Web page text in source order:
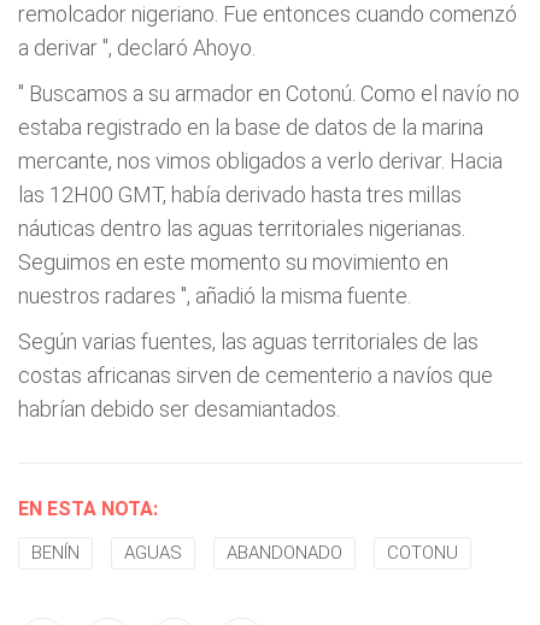
remolcador nigeriano. Fue entonces cuando comenzó
a derivar ", declaró Ahoyo.
" Buscamos a su armador en Cotonú. Como el navío no
estaba registrado en la base de datos de la marina
mercante, nos vimos obligados a verlo derivar. Hacia
las 12H00 GMT, había derivado hasta tres millas
náuticas dentro las aguas territoriales nigerianas.
Seguimos en este momento su movimiento en
nuestros radares ", añadió la misma fuente.
Según varias fuentes, las aguas territoriales de las
costas africanas sirven de cementerio a navíos que
habrían debido ser desamiantados.
EN ESTA NOTA:
BENÍN AGUAS ABANDONADO COTONU